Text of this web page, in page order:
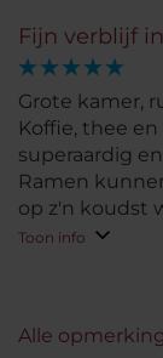
Fijn verblijf
Grote kamer,
Koffie, thee
superaardig
Ramen
op z'n koudst
alleen Duitse
Toon info
Alle